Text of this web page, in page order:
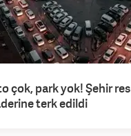
çok, park yok! Şehir
terk edildi